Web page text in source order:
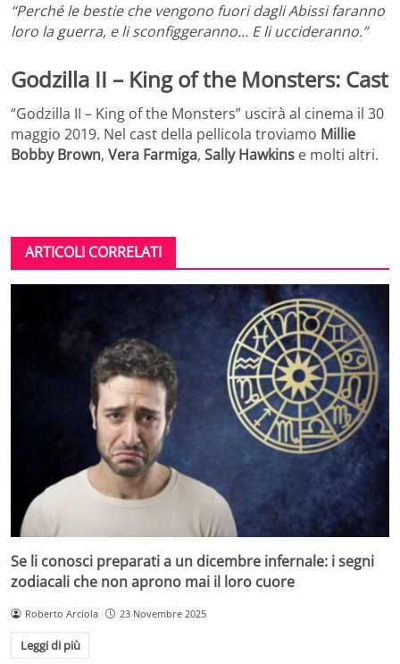
“Perché le bestie che vengono fuori dagli Abissi faranno
loro la guerra, e li sconfiggeranno… E li uccideranno.”
Godzilla II – King of the Monsters: Cast
“Godzilla II – King of the Monsters” uscirà al cinema il 30
maggio 2019. Nel cast della pellicola troviamo Millie
Bobby Brown, Vera Farmiga, Sally Hawkins e molti altri.
ARTICOLI CORRELATI
Se li conosci preparati a un dicembre infernale: i segni
zodiacali che non aprono mai il loro cuore
Roberto Arciola 23 Novembre 2025
Leggi di più